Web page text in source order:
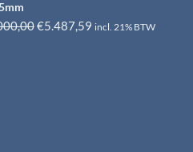
Oorspronkelijke
€5.487,59Huidige
incl. 21% BTW